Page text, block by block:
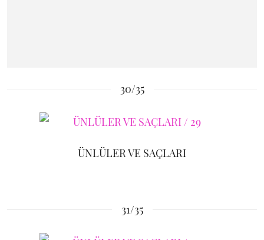
30/35
ÜNLÜLER VE SAÇLARI
31/35